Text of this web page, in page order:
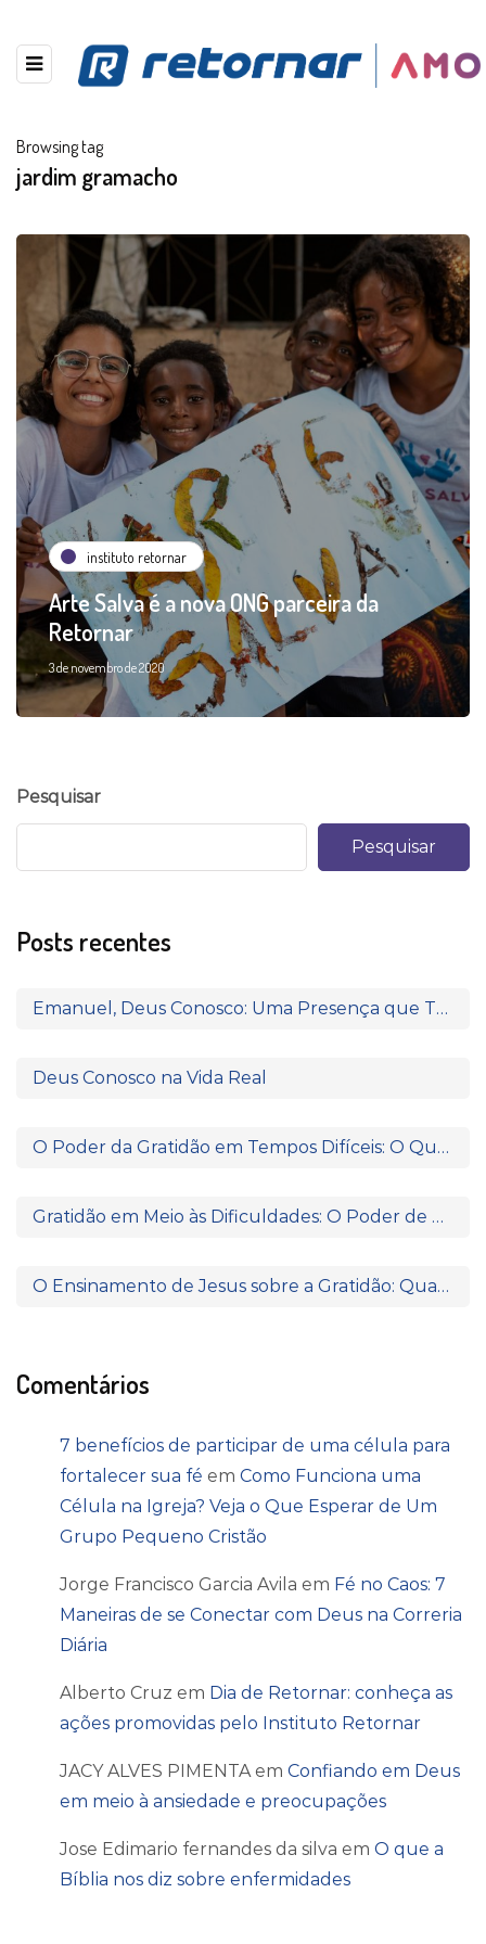
Browsing tag
jardim gramacho
instituto retornar
Arte Salva é a nova ONG parceira da
Retornar
3 de novembro de 2020
Pesquisar
Pesquisar
Posts recentes
Emanuel, Deus Conosco: Uma Presença que Transforma
Deus Conosco na Vida Real
O Poder da Gratidão em Tempos Difíceis: O Que Paulo e Silas Nos Ensinam
Gratidão em Meio às Dificuldades: O Poder de Agradecer Quando Nada Parece Fazer Sentido
O Ensinamento de Jesus sobre a Gratidão: Quando o Coração Reconhece a Fonte da Bênção
Comentários
7 benefícios de participar de uma célula para
fortalecer sua fé em Como Funciona uma
Célula na Igreja? Veja o Que Esperar de Um
Grupo Pequeno Cristão
Jorge Francisco Garcia Avila em Fé no Caos: 7
Maneiras de se Conectar com Deus na Correria
Diária
Alberto Cruz em Dia de Retornar: conheça as
ações promovidas pelo Instituto Retornar
JACY ALVES PIMENTAem Confiando em Deus
em meio à ansiedade e preocupações
Jose Edimario fernandes da silva em O que a
Bíblia nos diz sobre enfermidades